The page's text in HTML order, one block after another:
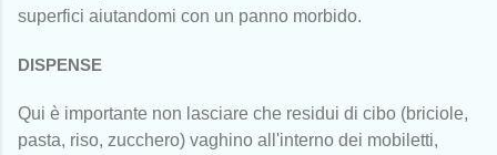
superfici aiutandomi con un panno morbido.
DISPENSE
Qui è importante non lasciare che residui di cibo (briciole,
pasta, riso, zucchero) vaghino all'interno dei mobiletti,